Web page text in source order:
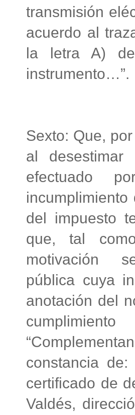
transmisión
acuerdo al
la letra A)
instrumento…”.
Sexto: Que,
al
efectuado
del impuesto
que, tal
motivación
pública cuya
anotación del
constancia
certificado de
Valdés,